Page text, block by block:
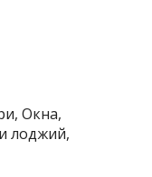
Окна,
лоджий,